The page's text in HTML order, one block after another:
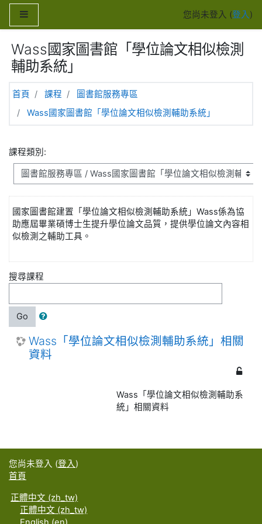
跳至主內容
您尚未登入 (登入)
Wass國家圖書館「學位論文相似檢測
輔助系統」
首頁 課程
圖書館服務專區
Wass國家圖書館「學位論文相似檢測輔助系統」
課程類別:
國家圖書館建置「 學位論文相似檢測輔助系統 」Wass係為協
助應屆畢業碩博士生提升學位論文品質，提供學位論文內容相
似檢測之輔助工具。
搜尋課程
Go
Wass「學位論文相似檢測輔助系統」相關
資料
Wass「學位論文相似檢測輔助系
統」相關資料
您尚未登入 (登入)
首頁
正體中文 ‎(zh_tw)‎
正體中文 ‎(zh_tw)‎